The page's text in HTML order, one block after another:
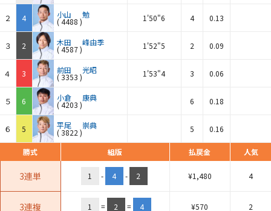
２ 4 小山 勉
(4488 ) 1'50"6 4 0.13
３ 2 木田 峰由季
(4587) 1'52"5 2 0.09
４ 3 前田 光昭
(3353 ) 1'53"4 3 0.06
５ 6 小倉 康典
(4203 ) 6 0.18
６ 5 平尾 崇典
(3822 ) 5 0.16
勝式 組版 払戻金 人気
3連単 1 - 4 - 2 ¥1,480 4
3連複 1 = 2 = 4 ¥570 2